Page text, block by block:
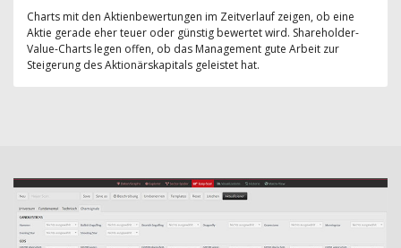
Charts mit den Aktienbewertungen im Zeitverlauf zeigen, ob eine
Aktie gerade eher teuer oder günstig bewertet wird. Shareholder-
Value-Charts legen offen, ob das Management gute Arbeit zur
Steigerung des Aktionärskapitals geleistet hat.